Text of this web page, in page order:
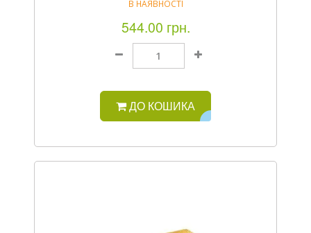
В НАЯВНОСТІ
544.00 грн.
ДО КОШИКА